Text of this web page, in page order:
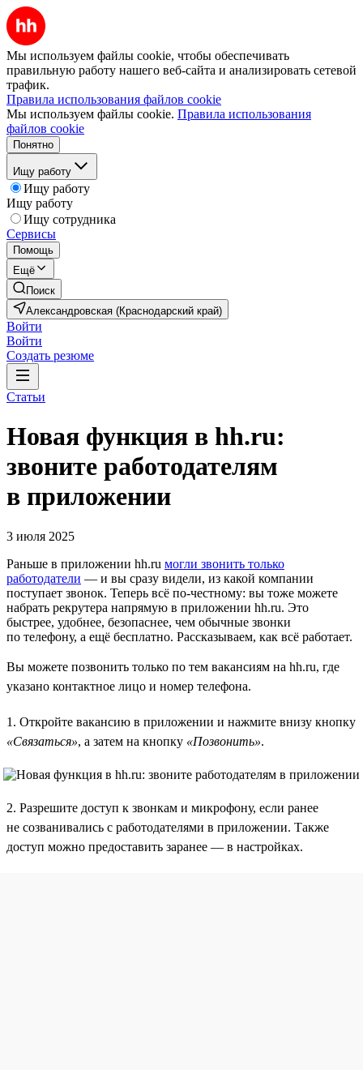
Мы используем файлы cookie, чтобы обеспечивать
правильную работу нашего веб-сайта и анализировать сетевой
трафик.
Правила использования файлов cookie
Мы используем файлы cookie. Правила использования
файлов cookie
Понятно
Ищу работу
Ищу работу
Ищу работу
Ищу сотрудника
Сервисы
Помощь
Ещё
Поиск
Александровская (Краснодарский край)
Войти
Войти
Создать резюме
Статьи
Новая функция в hh.ru:
звоните работодателям
в приложении
3 июля 2025
Раньше в приложении hh.ru могли звонить только
работодатели — и вы сразу видели, из какой компании
поступает звонок. Теперь всё по-честному: вы тоже можете
набрать рекрутера напрямую в приложении hh.ru. Это
быстрее, удобнее, безопаснее, чем обычные звонки
по телефону, а ещё бесплатно. Рассказываем, как всё работает.
Вы можете позвонить только по тем вакансиям на hh.ru, где
указано контактное лицо и номер телефона.
1. Откройте вакансию в приложении и нажмите внизу кнопку
«Связаться», а затем на кнопку «Позвонить».
2. Разрешите доступ к звонкам и микрофону, если ранее
не созванивались с работодателями в приложении. Также
доступ можно предоставить заранее — в настройках.